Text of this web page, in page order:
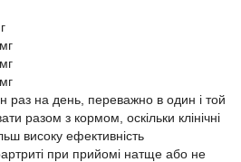
раз на день, переважно в один і той
разом з кормом, оскільки клінічні
високу ефективність
при прийомі натще або не